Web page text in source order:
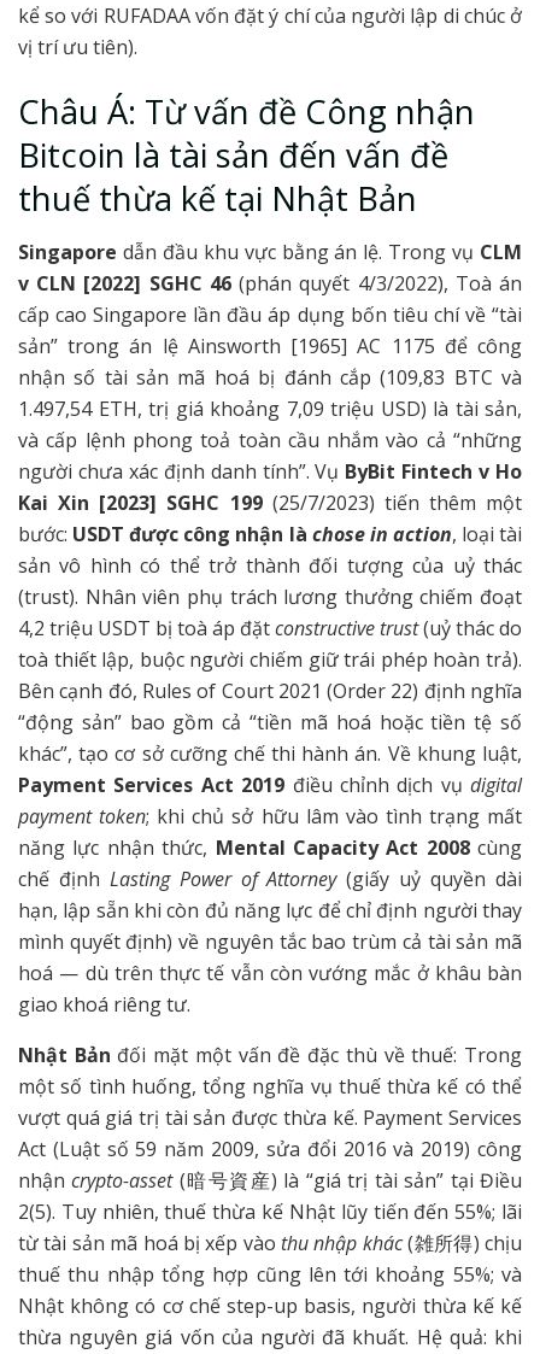
kể so với RUFADAA vốn đặt ý chí của người lập di chúc ở
vị trí ưu tiên).
Châu Á: Từ vấn đề Công nhận
Bitcoin là tài sản đến vấn đề
thuế thừa kế tại Nhật Bản
Singapore dẫn đầu khu vực bằng án lệ. Trong vụ CLM
v CLN [2022] SGHC 46(phán quyết 4/3/2022), Toà án
cấp cao Singapore lần đầu áp dụng bốn tiêu chí về “tài
sản” trong án lệ Ainsworth [1965] AC 1175 để công
nhận số tài sản mã hoá bị đánh cắp (109,83 BTC và
1.497,54 ETH, trị giá khoảng 7,09 triệu USD) là tài sản,
và cấp lệnh phong toả toàn cầu nhắm vào cả “những
người chưa xác định danh tính”. Vụ ByBit Fintech v Ho
Kai Xin [2023] SGHC 199(25/7/2023) tiến thêm một
bước: USDT được công nhận là chose in action, loại tài
sản vô hình có thể trở thành đối tượng của uỷ thác
(trust). Nhân viên phụ trách lương thưởng chiếm đoạt
4,2 triệu USDT bị toà áp đặtconstructive trust(uỷ thác do
toà thiết lập, buộc người chiếm giữ trái phép hoàn trả).
Bên cạnh đó, Rules of Court 2021 (Order 22) định nghĩa
“động sản” bao gồm cả “tiền mã hoá hoặc tiền tệ số
khác”, tạo cơ sở cưỡng chế thi hành án. Về khung luật,
Payment Services Act 2019 điều chỉnh dịch vụ digital
payment token; khi chủ sở hữu lâm vào tình trạng mất
năng lực nhận thức, Mental Capacity Act 2008cùng
chế định Lasting Power of Attorney(giấy uỷ quyền dài
hạn, lập sẵn khi còn đủ năng lực để chỉ định người thay
mình quyết định) về nguyên tắc bao trùm cả tài sản mã
hoá — dù trên thực tế vẫn còn vướng mắc ở khâu bàn
giao khoá riêng tư.
Nhật Bản đối mặt một vấn đề đặc thù về thuế: Trong
một số tình huống, tổng nghĩa vụ thuế thừa kế có thể
vượt quá giá trị tài sản được thừa kế. Payment Services
Act (Luật số 59 năm 2009, sửa đổi 2016 và 2019) công
nhậncrypto-asset(暗号資産) là “giá trị tài sản” tại Điều
2(5). Tuy nhiên, thuế thừa kế Nhật lũy tiến đến 55%; lãi
từ tài sản mã hoá bị xếp vào thu nhập khác(雑所得) chịu
thuế thu nhập tổng hợp cũng lên tới khoảng 55%; và
Nhật không có cơ chế step-up basis, người thừa kế kế
thừa nguyên giá vốn của người đã khuất. Hệ quả: khi